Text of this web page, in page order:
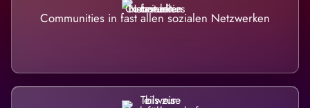
Communities in fast allen sozialen Netzwerken